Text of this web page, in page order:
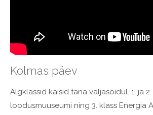
Kolmas päev
Algklassid käisid täna väljasõidul. 1. ja
loodusmuuseumi ning 3. klass Energia